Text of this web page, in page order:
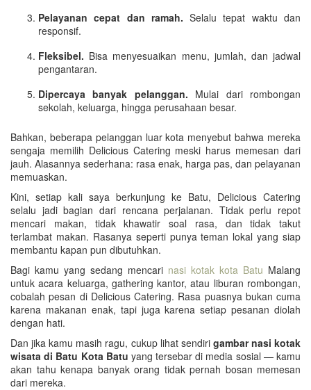
Pelayanan cepat dan ramah. Selalu tepat waktu dan
responsif.
Fleksibel. Bisa menyesuaikan menu, jumlah, dan jadwal
pengantaran.
Dipercaya banyak pelanggan. Mulai dari rombongan
sekolah, keluarga, hingga perusahaan besar.
Bahkan, beberapa pelanggan luar kota menyebut bahwa mereka
sengaja memilih Delicious Catering meski harus memesan dari
jauh. Alasannya sederhana: rasa enak, harga pas, dan pelayanan
memuaskan.
Kini, setiap kali saya berkunjung ke Batu, Delicious Catering
selalu jadi bagian dari rencana perjalanan. Tidak perlu repot
mencari makan, tidak khawatir soal rasa, dan tidak takut
terlambat makan. Rasanya seperti punya teman lokal yang siap
membantu kapan pun dibutuhkan.
Bagi kamu yang sedang mencari nasi kotak kota Batu Malang
untuk acara keluarga, gathering kantor, atau liburan rombongan,
cobalah pesan di Delicious Catering. Rasa puasnya bukan cuma
karena makanan enak, tapi juga karena setiap pesanan diolah
dengan hati.
Dan jika kamu masih ragu, cukup lihat sendiri gambar nasi kotak
wisata di Batu Kota Batu yang tersebar di media sosial — kamu
akan tahu kenapa banyak orang tidak pernah bosan memesan
dari mereka.